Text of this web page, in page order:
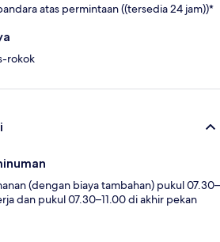
atas permintaan ((tersedia 24 jam))*
rokok
(dengan biaya tambahan) pukul 07.30–
dan pukul 07.30–11.00 di akhir pekan